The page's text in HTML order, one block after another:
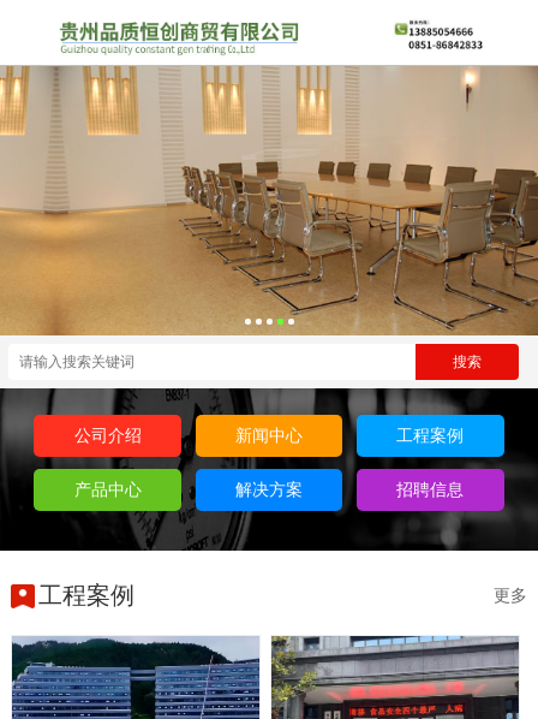
公司介绍 新闻中心 工程案例
产品中心 解决方案 招聘信息
工程案例 更多